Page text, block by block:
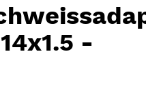
-